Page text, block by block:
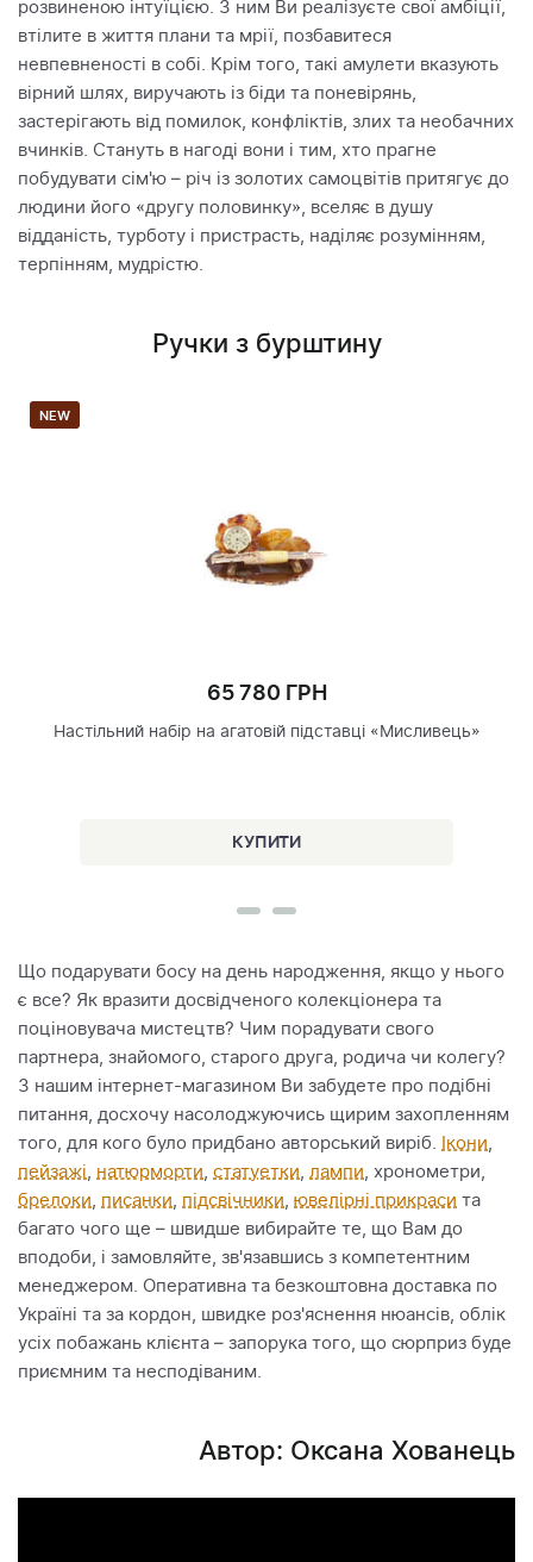
розвиненою інтуїцією. З ним Ви реалізуєте свої амбіції,
втілите в життя плани та мрії, позбавитеся
невпевненості в собі. Крім того, такі амулети вказують
вірний шлях, виручають із біди та поневірянь,
застерігають від помилок, конфліктів, злих та необачних
вчинків. Стануть в нагоді вони і тим, хто прагне
побудувати сім'ю – річ із золотих самоцвітів притягує до
людини його «другу половинку», вселяє в душу
відданість, турботу і пристрасть, наділяє розумінням,
терпінням, мудрістю.
Ручки з бурштину
NEW
65 780 ГРН
Настільний набір на агатовій підставці «Мисливець»
Що подарувати босу на день народження, якщо у нього
є все? Як вразити досвідченого колекціонера та
поціновувача мистецтв? Чим порадувати свого
партнера, знайомого, старого друга, родича чи колегу?
З нашим інтернет-магазином Ви забудете про подібні
питання, досхочу насолоджуючись щирим захопленням
того, для кого було придбано авторський виріб.
Ікони,
пейзажі, натюрморти, статуетки, лампи, хронометри,
брелоки, писанки, підсвічники, ювелірні прикраси та
багато чого ще – швидше вибирайте те, що Вам до
вподоби, і замовляйте, зв'язавшись з компетентним
менеджером. Оперативна та безкоштовна доставка по
Україні та за кордон, швидке роз'яснення нюансів, облік
усіх побажань клієнта – запорука того, що сюрприз буде
приємним та несподіваним.
Автор: Оксана Хованець